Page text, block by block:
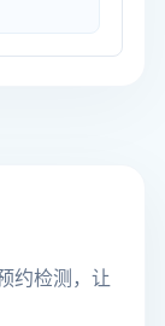
约检测，让